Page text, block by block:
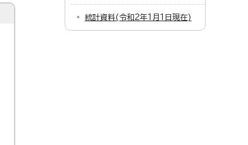
統計資料(令和2年1月1日現在)